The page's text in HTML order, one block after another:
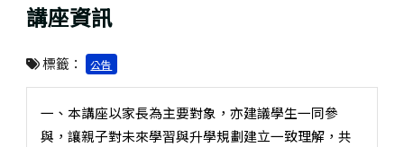
講座資訊
標籤： 公告
一、本講座以家長為主要對象，亦建議學生一同參
與，讓親子對未來學習與升學規劃建立一致理解，共